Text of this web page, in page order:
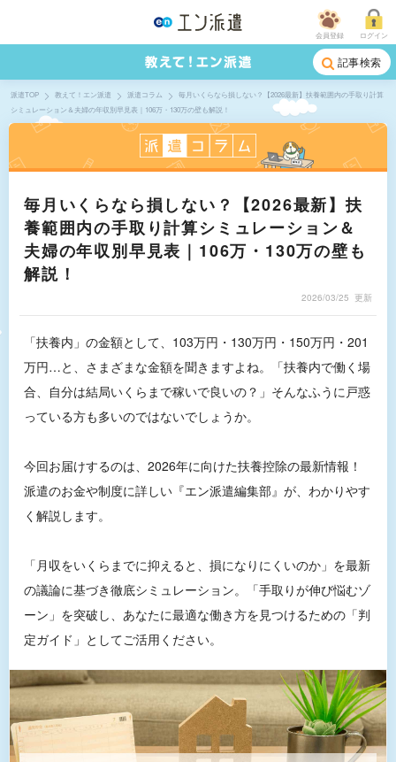
会員登録 ログイン
記事検索
派遣TOP 教えて！エン派遣 派遣コラム
毎月いくらなら損しない？【2026最新】扶養範囲内の手取り計算
シミュレーション＆夫婦の年収別早見表｜106万・130万の壁も解説！
毎月いくらなら損しない？【2026最新】扶
養範囲内の手取り計算シミュレーション＆
夫婦の年収別早見表｜106万・130万の壁も
解説！
2026/03/25 更新
「扶養内」の金額として、103万円・130万円・150万円・201
万円…と、さまざまな金額を聞きますよね。「扶養内で働く場
合、自分は結局いくらまで稼いで良いの？」そんなふうに戸惑
っている方も多いのではないでしょうか。
今回お届けするのは、2026年に向けた扶養控除の最新情報！
派遣のお金や制度に詳しい『エン派遣編集部』が、わかりやす
く解説します。
「月収をいくらまでに抑えると、損になりにくいのか」を最新
の議論に基づき徹底シミュレーション。「手取りが伸び悩むゾ
ーン」を突破し、あなたに最適な働き方を見つけるための「判
定ガイド」としてご活用ください。